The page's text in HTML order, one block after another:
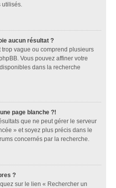
utilisés.
aucun résultat ?
vague ou comprend plusieurs
Vous pouvez affiner votre
dans la recherche
page blanche ?!
que ne peut gérer le serveur
» et soyez plus précis dans le
concernés par la recherche.
?
sur le lien « Rechercher un